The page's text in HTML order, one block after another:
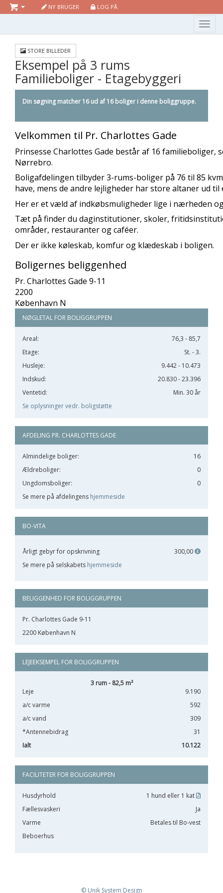
NY BRUGER LOG PÅ
Toggle
STORE BILLEDER
Eksempel på 3 rums
Familieboliger - Etagebyggeri
Din søgning matcher 16ud af16boliger i denne boliggruppe.
Velkommen til Pr. Charlottes Gade
Prinsesse Charlottes Gade består af 16 familieboliger,
Nørrebro.
Boligafdelingen tilbyder 3-rums-boliger på 76 til 85
have, mens de andre lejligheder har store altaner ud
Her er et væld af indkøbsmuligheder lige i nærheden
Tæt på finder du daginstitutioner, skoler,
områder, restauranter og caféer.
Der er ikke køleskab, komfur og klædeskab i boligen.
Boligernes beliggenhed
Pr. Charlottes Gade 9-11
2200
København N
NØGLETAL FOR BOLIGGRUPPEN
Areal:
76,3 - 85,7
Etage:
St. - 3.
Husleje:
9.442 - 10.473
Indskud:
20.830 - 23.396
Ventetid:
Min. 30 år
Se oplysninger vedr. boligstøtte
AFDELING PR. CHARLOTTES GADE
Almindelige boliger:
16
Ældreboliger:
0
Ungdomsboliger:
0
Se mere på afdelingens hjemmeside
BO-VITA
Årligt gebyr for opskrivning
300,00
Se mere på selskabets hjemmeside
BELIGGENHED FOR BOLIGGRUPPEN
Pr. Charlottes Gade 9-11
2200 København N
LEJEEKSEMPEL FOR BOLIGGRUPPEN
3 rum - 82,5 m²
Leje
9.190
a/c varme
592
a/c vand
309
*Antennebidrag
31
Ialt
10.122
FACILITETER FOR BOLIGGRUPPEN
Husdyrhold
1 hund eller 1 kat
Fællesvaskeri
Ja
Varme
Betales til Bo-vest
Beboerhus
© Unik System Design